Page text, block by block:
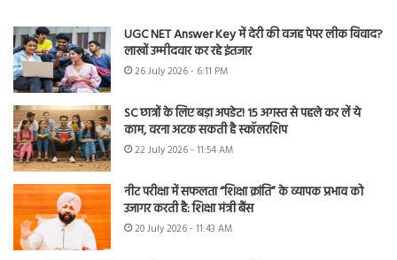
UGC NET Answer Key में देरी की वजह पेपर लीक विवाद?
लाखों उम्मीदवार कर रहे इंतजार
26 July 2026 - 6:11 PM
SC छात्रों के लिए बड़ा अपडेट! 15 अगस्त से पहले कर लें ये
काम, वरना अटक सकती है स्कॉलरशिप
22 July 2026 - 11:54 AM
नीट परीक्षा में सफलता “शिक्षा क्रांति” के व्यापक प्रभाव को
उजागर करती है: शिक्षा मंत्री बैंस
20 July 2026 - 11:43 AM